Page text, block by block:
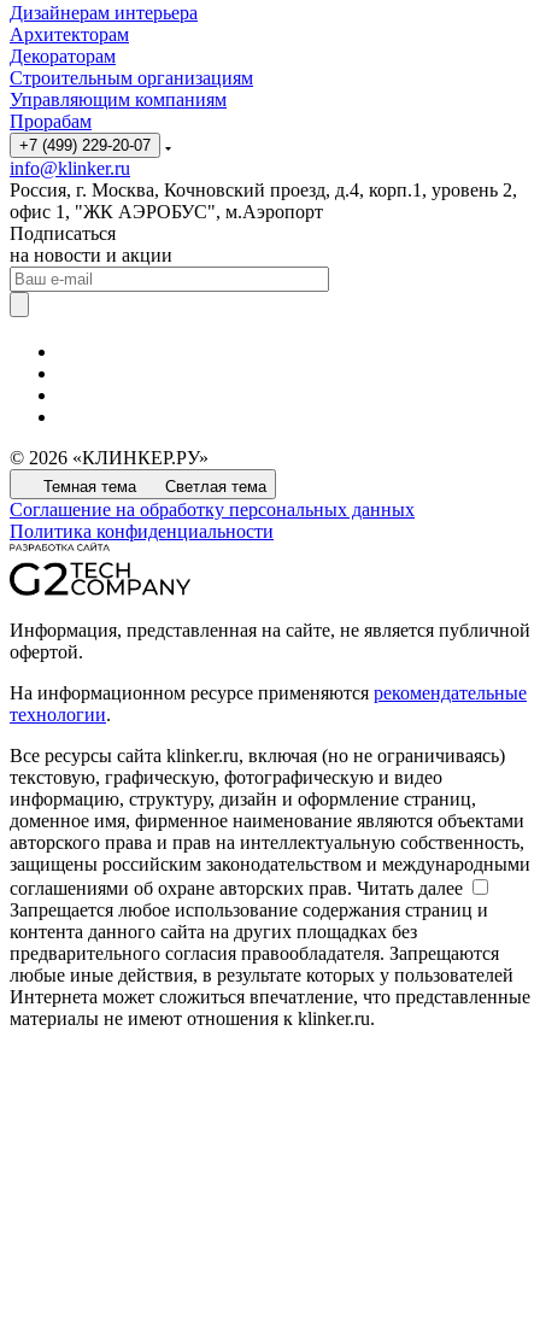
Дизайнерам интерьера
Архитекторам
Декораторам
Строительным организациям
Управляющим компаниям
Прорабам
+7 (499) 229-20-07
info@klinker.ru
Россия, г. Москва, Кочновский проезд, д.4, корп.1, уровень 2,
офис 1, "ЖК АЭРОБУС", м.Аэропорт
Подписаться
на новости и акции
© 2026 «КЛИНКЕР.РУ»
Темная тема Светлая тема
Соглашение на обработку персональных данных
Политика конфиденциальности
Информация, представленная на сайте, не является публичной
офертой.
На информационном ресурсе применяются рекомендательные
технологии.
Все ресурсы сайта klinker.ru, включая (но не ограничиваясь)
текстовую, графическую, фотографическую и видео
информацию, структуру, дизайн и оформление страниц,
доменное имя, фирменное наименование являются объектами
авторского права и прав на интеллектуальную собственность,
защищены российским законодательством и международными
соглашениями об охране авторских прав. Читать далее
Запрещается любое использование содержания страниц и
контента данного сайта на других площадках без
предварительного согласия правообладателя. Запрещаются
любые иные действия, в результате которых у пользователей
Интернета может сложиться впечатление, что представленные
материалы не имеют отношения к klinker.ru.